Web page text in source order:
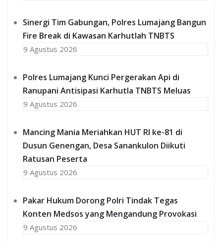
Sinergi Tim Gabungan, Polres Lumajang Bangun
Fire Break di Kawasan Karhutlah TNBTS
9 Agustus 2026
Polres Lumajang Kunci Pergerakan Api di
Ranupani Antisipasi Karhutla TNBTS Meluas
9 Agustus 2026
Mancing Mania Meriahkan HUT RI ke-81 di
Dusun Genengan, Desa Sanankulon Diikuti
Ratusan Peserta
9 Agustus 2026
Pakar Hukum Dorong Polri Tindak Tegas
Konten Medsos yang Mengandung Provokasi
9 Agustus 2026